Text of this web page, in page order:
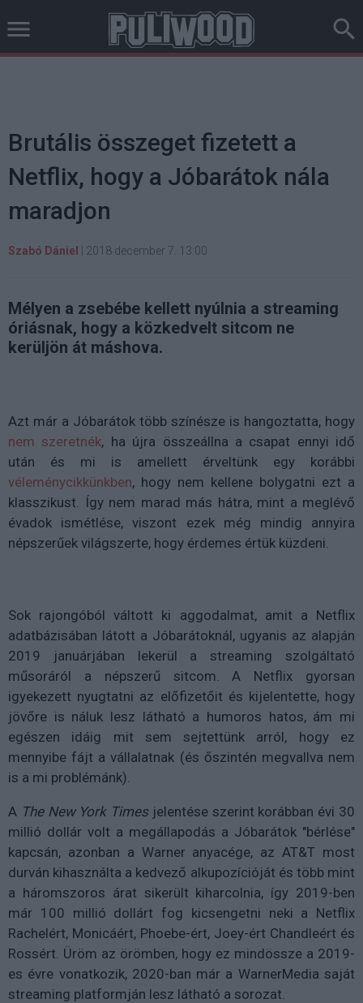
Brutális összeget fizetett a
Netflix, hogy a Jóbarátok nála
maradjon
Szabó Dániel 2018 december 7. 13:00
Mélyen a zsebébe kellett nyúlnia a streaming
óriásnak, hogy a közkedvelt sitcom ne
kerüljön át máshova.
Azt már a Jóbarátok több színésze is hangoztatta, hogy
nem szeretnék, ha újra összeállna a csapat ennyi idő
után és mi is amellett érveltünk egy korábbi
véleménycikkünkben, hogy nem kellene bolygatni ezt a
klasszikust. Így nem marad más hátra, mint a meglévő
évadok ismétlése, viszont ezek még mindig annyira
népszerűek világszerte, hogy érdemes értük küzdeni.
Sok rajongóból váltott ki aggodalmat, amit a Netflix
adatbázisában látott a Jóbarátoknál, ugyanis az alapján
2019 januárjában lekerül a streaming szolgáltató
műsoráról a népszerű sitcom. A Netflix gyorsan
igyekezett nyugtatni az előfizetőit és kijelentette, hogy
jövőre is náluk lesz látható a humoros hatos, ám mi
egészen idáig mit sem sejtettünk arról, hogy ez
mennyibe fájt a vállalatnak (és őszintén megvallva nem
is a mi problémánk).
A The New York Timesjelentése szerint korábban évi 30
millió dollár volt a megállapodás a Jóbarátok "bérlése"
kapcsán, azonban a Warner anyacége, az AT&T most
durván kihasználta a kedvező alkupozícióját és több mint
a háromszoros árat sikerült kiharcolnia, így 2019-ben
már 100 millió dollárt fog kicsengetni neki a Netflix
Rachelért, Monicáért, Phoebe-ért, Joey-ért Chandleért és
Rossért. Üröm az örömben, hogy ez mindössze a 2019-
es évre vonatkozik, 2020-ban már a WarnerMedia saját
streaming platformján lesz látható a sorozat.